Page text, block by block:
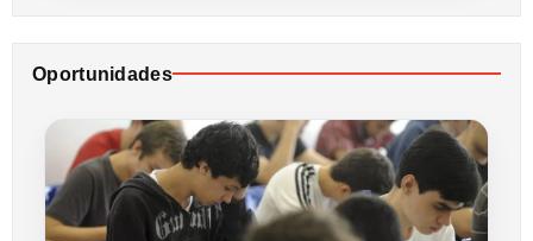
Oportunidades